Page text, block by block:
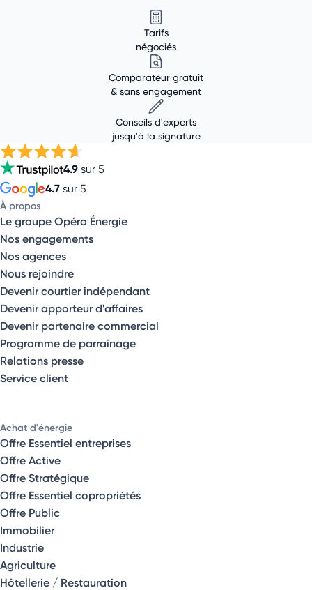
Tarifs
négociés
Comparateur gratuit
& sans engagement
Conseils d'experts
jusqu'à la signature
4.9 sur 5
4.7 sur 5
À propos
Le groupe Opéra Énergie
Nos engagements
Nos agences
Nous rejoindre
Devenir courtier indépendant
Devenir apporteur d'affaires
Devenir partenaire commercial
Programme de parrainage
Relations presse
Service client
Achat d'énergie
Offre Essentiel entreprises
Offre Active
Offre Stratégique
Offre Essentiel copropriétés
Offre Public
Immobilier
Industrie
Agriculture
Hôtellerie / Restauration